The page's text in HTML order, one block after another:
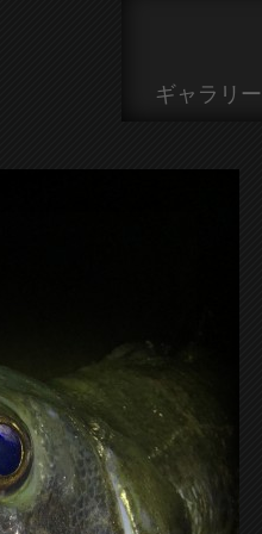
ギャラリー